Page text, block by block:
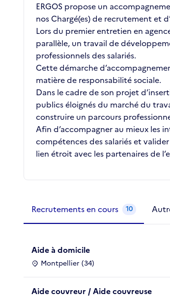
ERGOS propose un
nos Chargé(es) de recrutement et
Lors du premier entretien en
parallèle, un travail de
professionnels des salariés.
Cette démarche
matière de responsabilité sociale.
Dans le cadre de son projet
publics éloignés du marché du
construire un parcours
Afin d’accompagner au mieux les
compétences des salariés et
lien étroit avec les partenaires de
Métiers de la structure
Recrutements en cours 10
Aide à domicile
Montpellier (34)
Aide couvreur / Aide couvreuse